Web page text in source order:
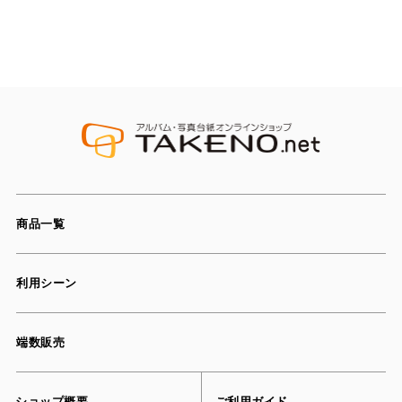
商品一覧
利用シーン
端数販売